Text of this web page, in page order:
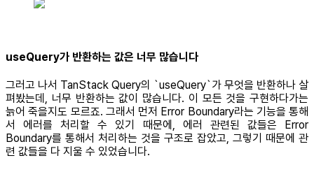
useQuery가 반환하는 값은 너무 많습니다
그러고 나서 TanStack Query의 `useQuery`가 무엇을 반환하나 살
펴봤는데, 너무 반환하는 값이 많습니다. 이 모든 것을 구현하다가는
늙어 죽을지도 모르죠. 그래서 먼저 Error Boundary라는 기능을 통해
서 에러를 처리할 수 있기 때문에, 에러 관련된 값들은 Error
Boundary를 통해서 처리하는 것을 구조로 잡았고, 그렇기 때문에 관
련 값들을 다 지울 수 있었습니다.